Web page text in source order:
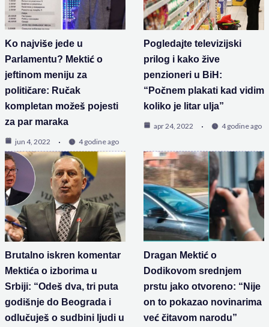
Ko najviše jede u
Parlamentu? Mektić o
jeftinom meniju za
političare: Ručak
kompletan možeš pojesti
za par maraka
jun 4, 2022 4 godine ago
Pogledajte televizijski
prilog i kako žive
penzioneri u BiH:
“Počnem plakati kad vidim
koliko je litar ulja”
apr 24, 2022 4 godine ago
Brutalno iskren komentar
Mektića o izborima u
Srbiji: “Odeš dva, tri puta
godišnje do Beograda i
odlučuješ o sudbini ljudi u
Dragan Mektić o
Dodikovom srednjem
prstu jako otvoreno: “Nije
on to pokazao novinarima
već čitavom narodu”